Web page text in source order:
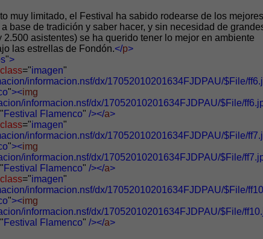
muy limitado, el Festival ha sabido rodearse de los mejores
base de tradición y saber hacer, y sin necesidad de
2.500 asistentes) se ha querido tener lo mejor en ambiente
las estrellas de Fondón.</p>
">
class="imagen"
informacion.nsf/dx/17052010201634FJDPAU/$File/
"><img
informacion.nsf/dx/17052010201634FJDPAU/$File/
Festival Flamenco" /></a>
class="imagen"
informacion.nsf/dx/17052010201634FJDPAU/$File/
"><img
informacion.nsf/dx/17052010201634FJDPAU/$File/
Festival Flamenco" /></a>
class="imagen"
informacion.nsf/dx/17052010201634FJDPAU/$File/
"><img
informacion.nsf/dx/17052010201634FJDPAU/$File/
Festival Flamenco" /></a>